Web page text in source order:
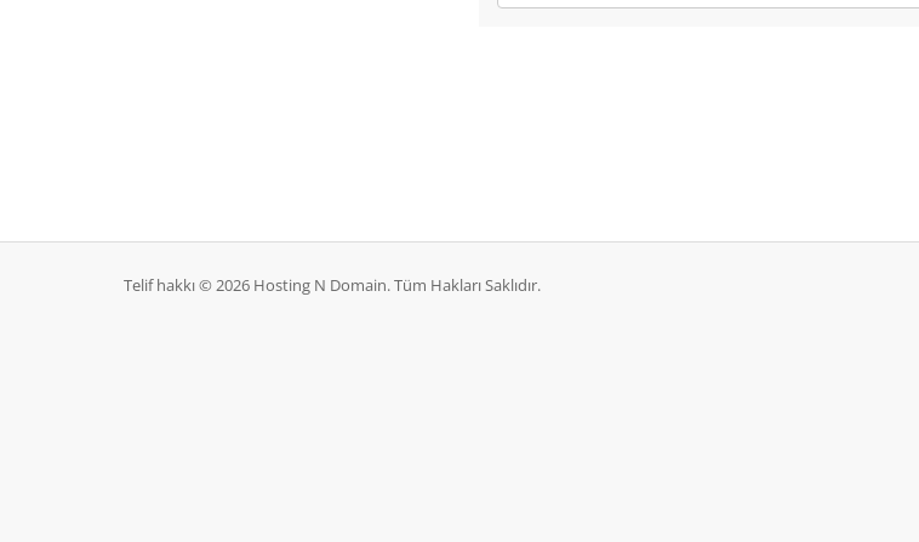
Telif hakkı © 2026 Hosting N Domain. Tüm Hakları Saklıdır.